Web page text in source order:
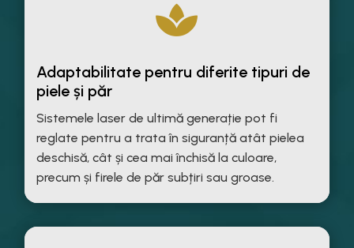

Adaptabilitate pentru diferite tipuri de
piele și păr
Sistemele laser de ultimă generație pot fi
reglate pentru a trata în siguranță atât pielea
deschisă, cât și cea mai închisă la culoare,
precum și firele de păr subțiri sau groase.